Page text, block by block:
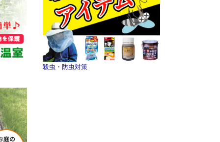
殺虫・防虫対策